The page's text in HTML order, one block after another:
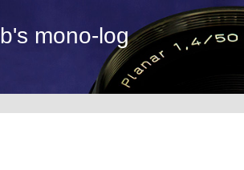
b's mono-log